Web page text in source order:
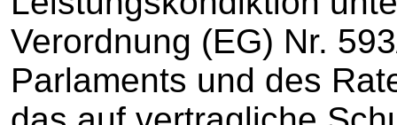
Verordnung (EG) Nr.
Parlaments und des